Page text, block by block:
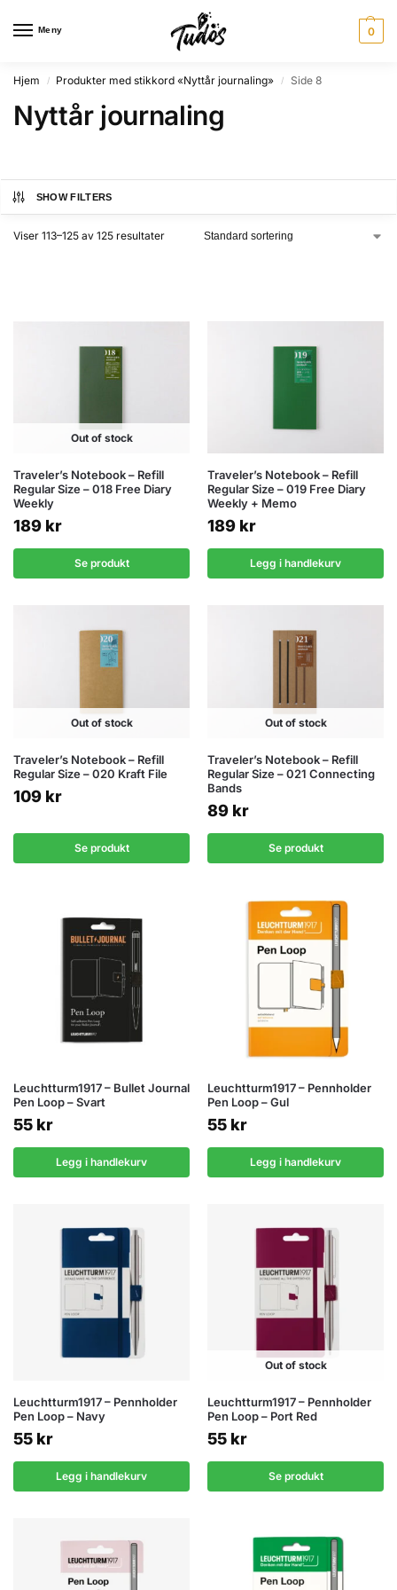
Meny 0
Hjem / Produkter med stikkord «Nyttår journaling» / Side 8
Nyttår journaling
SHOW FILTERS
Viser 113–125 av 125 resultater
Out of stock
Traveler’s Notebook – Refill
Regular Size – 018 Free Diary
Weekly
189 kr
Se produkt
Traveler’s Notebook – Refill
Regular Size – 019 Free Diary
Weekly + Memo
189 kr
Legg i handlekurv
Out of stock
Traveler’s Notebook – Refill
Regular Size – 020 Kraft File
109 kr
Se produkt
Out of stock
Traveler’s Notebook – Refill
Regular Size – 021 Connecting
Bands
89 kr
Se produkt
Leuchtturm1917 – Bullet Journal
Pen Loop – Svart
55 kr
Legg i handlekurv
Leuchtturm1917 – Pennholder
Pen Loop – Gul
55 kr
Legg i handlekurv
Leuchtturm1917 – Pennholder
Pen Loop – Navy
55 kr
Legg i handlekurv
Out of stock
Leuchtturm1917 – Pennholder
Pen Loop – Port Red
55 kr
Se produkt